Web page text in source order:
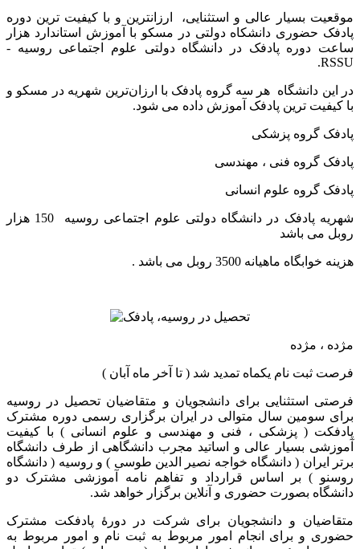
موقعیت بسیار عالی و استثنایی، ارزانترین و با کیفیت ترین دوره
پادفک حضوری دانشکاه دولتی در مسکو با آموزش استاندارد هزار
ساعت دوره پادفک در دانشگاه دولتی علوم اجتماعی روسیه -
RSSU.
در این دانشگاه هر سه گروه پادفک با ارزان‌ترین شهریه در مسکو و
با کیفیت ترین پادفک آموزش داده می شود.
پادفک گروه پزشکی
پادفک گروه فنی ، مهندسی
پادفک گروه علوم انسانی
شهریه پادفک در دانشگاه دولتی علوم اجتماعی روسیه 150 هزار
روبل می باشد
هزینه خوابگاه ماهیانه 3500 روبل می باشد .
مژده ، مژده
فرصت ثبت نام یکماه تمدید شد ( تا آخر ماه آبان )
فرصتی استثنایی برای دانشجویان و متقاضیان تحصیل در روسیه
برای سومین سال متوالی در ایران برگزاری رسمی دوره مشترک
پادفکت ( پزشکی ، فنی و مهندسی و علوم انسانی ) با کیفیت
آموزشی بسیار عالی و اساتید مجرب دانشگاهی از طرف دانشگاه
برتر ایران ( دانشگاه خواجه نصیر الدین طوسی ) و روسیه ( دانشگاه
روسنو ) بر اساس قرارداد و تفاهم نامه آموزشی مشترک دو
دانشگاه بصورت حضوری و آنلاین برگزار خواهد شد.
متقاضیان و دانشجویان برای شرکت در دورهٔ پادفکت مشترک
حضوری و برای انجام امور مربوط به ثبت نام و امور مربوط به